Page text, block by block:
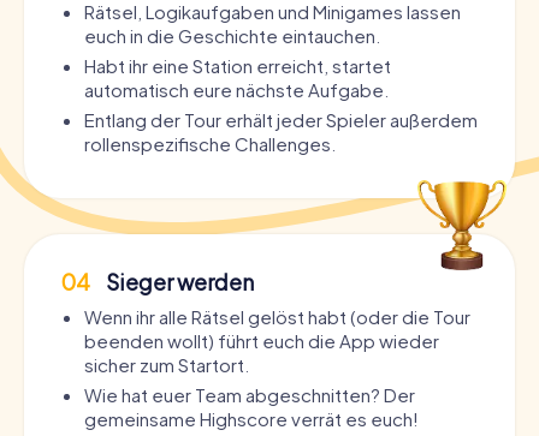
Rätsel, Logikaufgaben und Minigames lassen
euch in die Geschichte eintauchen.
Habt ihr eine Station erreicht, startet
automatisch eure nächste Aufgabe.
Entlang der Tour erhält jeder Spieler außerdem
rollenspezifische Challenges.
04 Sieger werden
Wenn ihr alle Rätsel gelöst habt (oder die Tour
beenden wollt) führt euch die App wieder
sicher zum Startort.
Wie hat euer Team abgeschnitten? Der
gemeinsame Highscore verrät es euch!